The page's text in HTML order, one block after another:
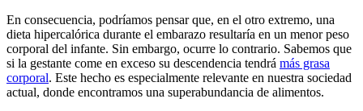
En consecuencia, podríamos pensar que, en el otro extremo, una
dieta hipercalórica durante el embarazo resultaría en un menor peso
corporal del infante. Sin embargo, ocurre lo contrario. Sabemos que
si la gestante come en exceso su descendencia tendrá más grasa
corporal. Este hecho es especialmente relevante en nuestra sociedad
actual, donde encontramos una superabundancia de alimentos.